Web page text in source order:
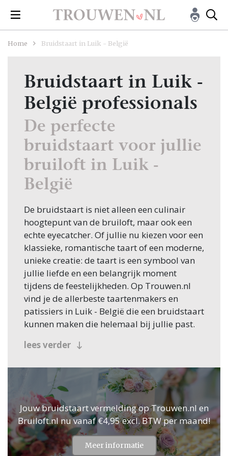
Home Bruidstaart in Luik - België
Jouw bruidstaart vermelding op Trouwen.nl en
Bruiloft.nl nu vanaf €4,95 excl. BTW per maand!
Meer informatie
Bruidstaart in Luik -
België professionals
De perfecte
bruidstaart voor jullie
bruiloft in Luik -
België
De bruidstaart is niet alleen een culinair
hoogtepunt van de bruiloft, maar ook een
echte eyecatcher. Of jullie nu kiezen voor een
klassieke, romantische taart of een moderne,
unieke creatie: de taart is een symbool van
jullie liefde en een belangrijk moment
tijdens de feestelijkheden. Op Trouwen.nl
vind je de allerbeste taartenmakers en
patissiers in Luik - België die een bruidstaart
kunnen maken die helemaal bij jullie past.
Jullie persoonlijke stijl in een
De bruidstaart moet niet alleen lekker zijn,
maar ook passen bij de stijl van jullie
bruiloft. Of je nu kiest voor een romantisch
ontwerp met bloemblaadjes en glazuur, een
stoere naked cake of een eleganten witte
fondant-taart, alles is mogelijk. De
lees verder